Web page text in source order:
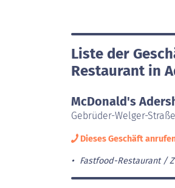
Liste der
Restaurant in
McDonald's
Gebrüder-Welger-
Dieses Geschäft
Fastfood-Restaurant